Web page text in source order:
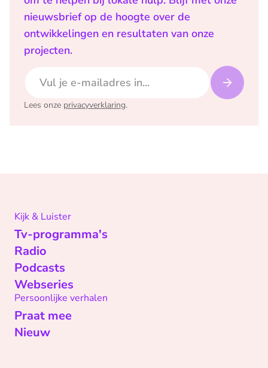
nieuwsbrief op de hoogte over de
ontwikkelingen en resultaten van onze
projecten.
Lees onze privacyverklaring.
Kijk & Luister
Tv-programma's
Radio
Podcasts
Webseries
Persoonlijke verhalen
Praat mee
Nieuw